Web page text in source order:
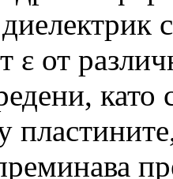
ε от
като